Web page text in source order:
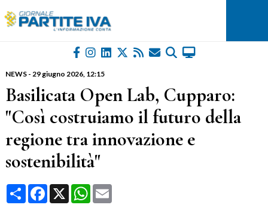
NEWS- 29 giugno 2026, 12:15
Basilicata Open Lab, Cupparo:
"Così costruiamo il futuro della
regione tra innovazione e
sostenibilità"
CondividiFacebook
X WhatsApp
Email